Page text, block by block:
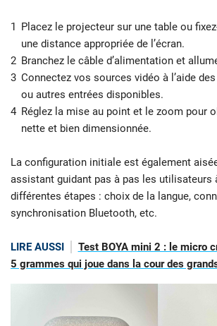
Placez le projecteur sur une table ou
une distance appropriée de l’écran.
Branchez le câble d’alimentation et
Connectez vos sources vidéo à l’aide
ou autres entrées disponibles.
Réglez la mise au point et le zoom pour
nette et bien dimensionnée.
La configuration initiale est également
assistant guidant pas à pas les utilisateurs
différentes étapes : choix de la langue,
synchronisation Bluetooth, etc.
LIRE AUSSI
Test BOYA mini 2 : le micro
5 grammes qui joue dans la cour des